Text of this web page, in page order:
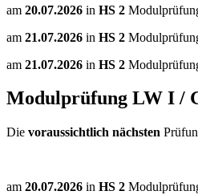
am 20.07.2026 in HS 2
am 21.07.2026 in HS 2
am 21.07.2026 in HS 2
Modulprüfung LW I /
Die voraussichtlich nächsten
am 20.07.2026 in HS 2